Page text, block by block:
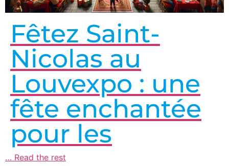
Fêtez Saint-
Nicolas au
Louvexpo : une
fête enchantée
pour les
… Read the rest